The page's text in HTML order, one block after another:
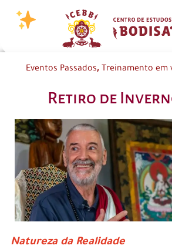
Eventos Passados, Treinamento em
Retiro de
Natureza da Realidade